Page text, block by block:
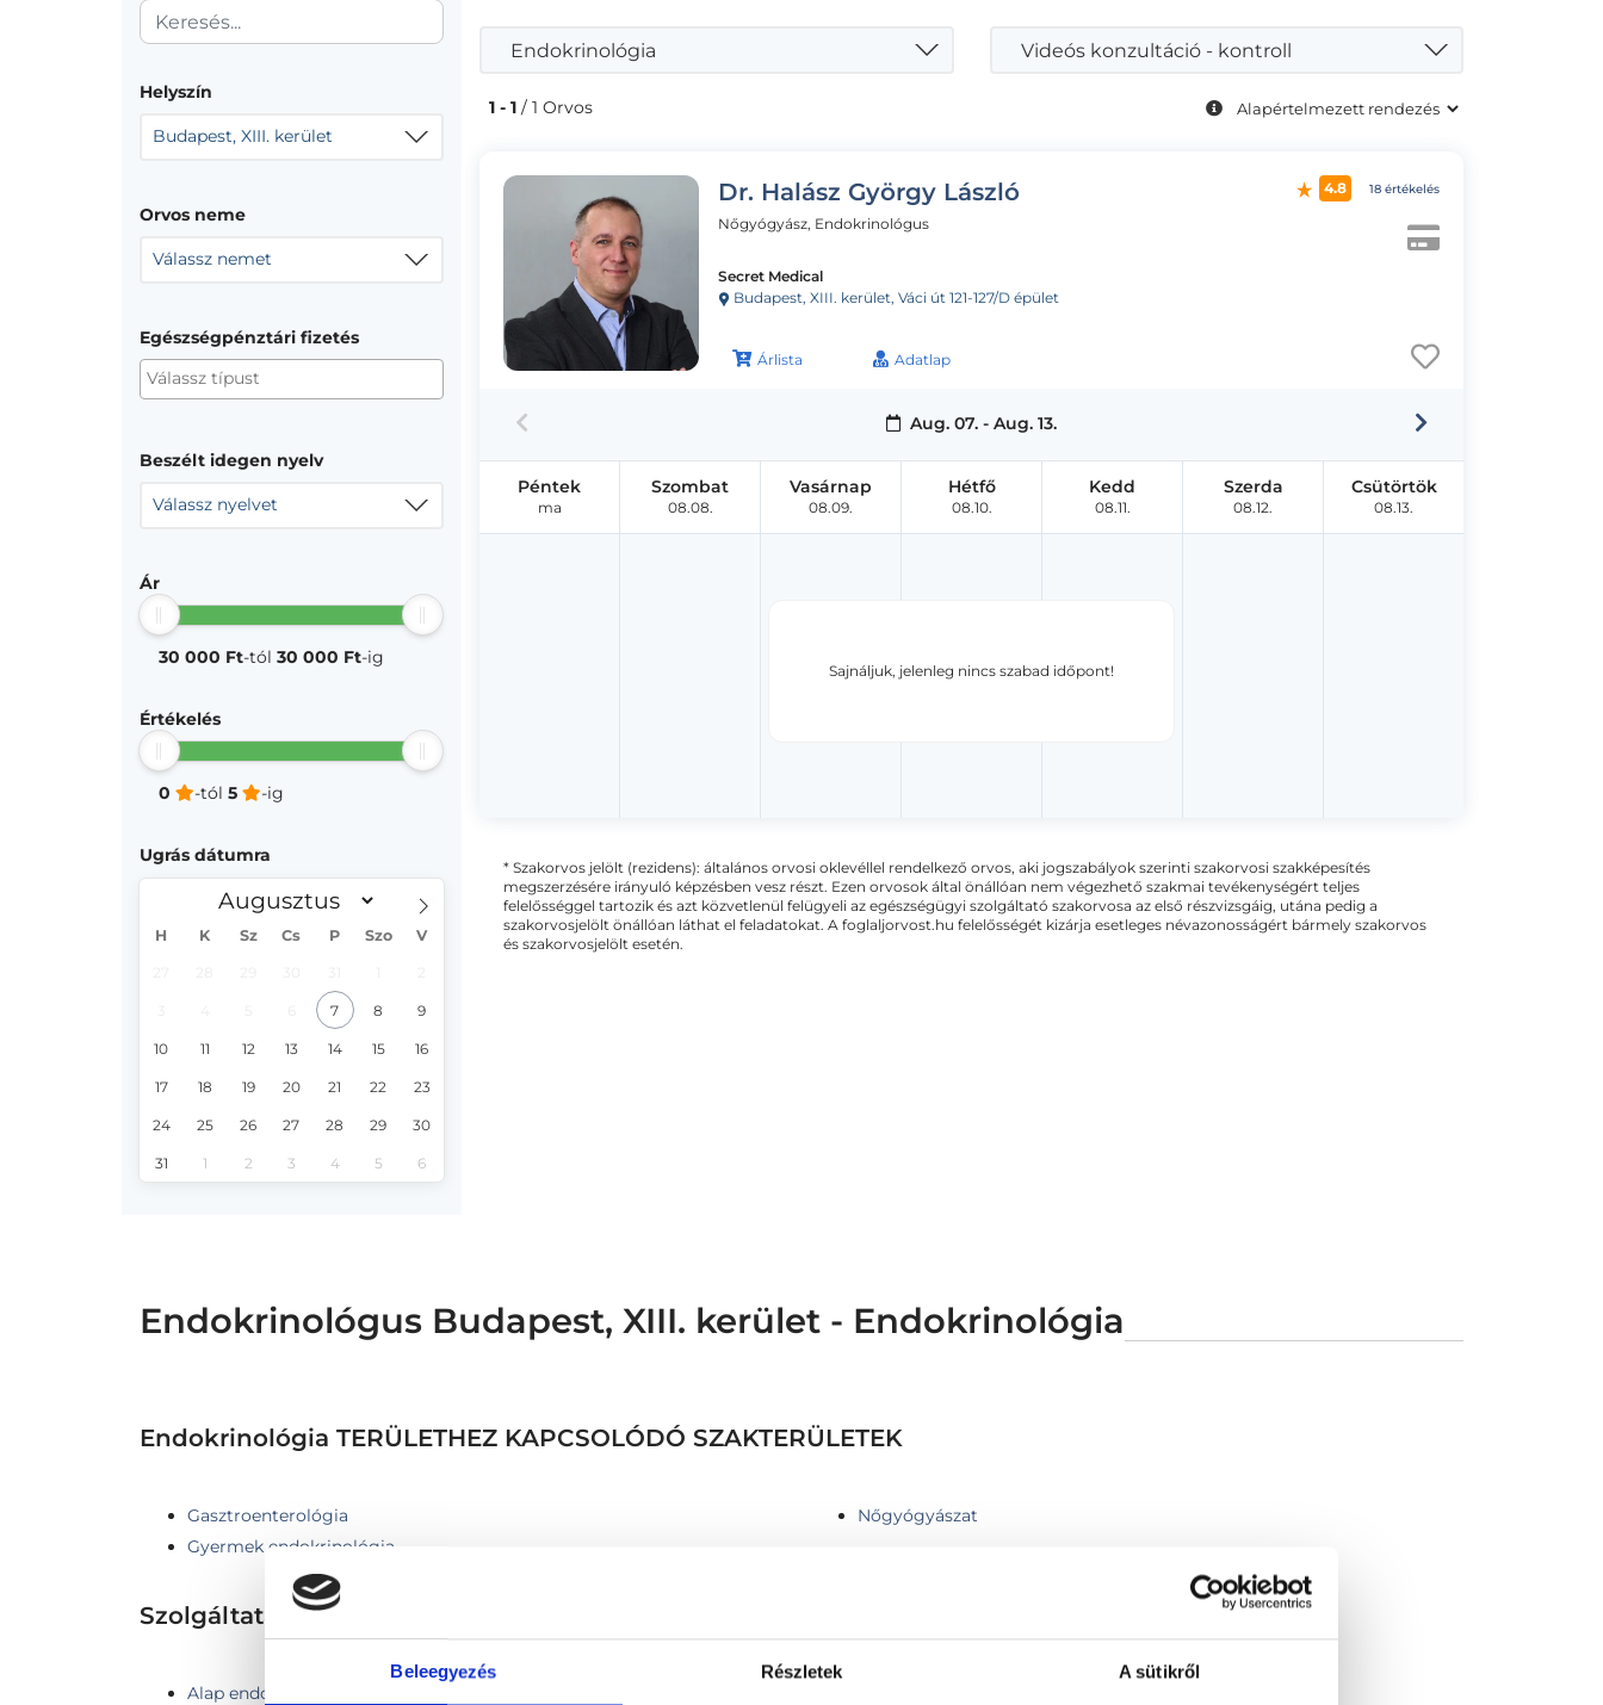
Beleegyezés Részletek A sütikről
Helyszín
Budapest, XIII. kerület
Orvos neme
Válassz nemet
Egészségpénztári fizetés
Beszélt idegen nyelv
Válassz nyelvet
Ár
30 000 Ft-tól 30 000 Ft-ig
Értékelés
0 -tól 5 -ig
Ugrás dátumra
H K Sz Cs P Szo V
7 8 9
10 11 12 13 14 15 16
17 18 19 20 21 22 23
24 25 26 27 28 29 30
31 1 2 3 4 5 6
Endokrinológia Videós konzultáció - kontroll
1 - 1 / 1 Orvos
Dr. Halász György László
Nőgyógyász, Endokrinológus
Secret Medical
Budapest, XIII. kerület, Váci út 121-127/D épület
Árlista Adatlap
4.8 18 értékelés
Aug. 07. - Aug. 13.
Sajnáljuk, jelenleg nincs szabad időpont!
Péntek
ma
Szombat
08.08.
Vasárnap
08.09.
Hétfő
08.10.
Kedd
08.11.
Szerda
08.12.
Csütörtök
08.13.
* Szakorvos jelölt (rezidens): általános orvosi oklevéllel rendelkező orvos, aki jogszabályok szerinti szakorvosi szakképesítés
megszerzésére irányuló képzésben vesz részt. Ezen orvosok által önállóan nem végezhető szakmai tevékenységért teljes
felelősséggel tartozik és azt közvetlenül felügyeli az egészségügyi szolgáltató szakorvosa az első részvizsgáig, utána pedig a
szakorvosjelölt önállóan láthat el feladatokat. A foglaljorvost.hu felelősségét kizárja esetleges névazonosságért bármely szakorvos
és szakorvosjelölt esetén.
Endokrinológus Budapest, XIII. kerület - Endokrinológia
Endokrinológia TERÜLETHEZ KAPCSOLÓDÓ SZAKTERÜLETEK
Gasztroenterológia
Gyermek endokrinológia
Nőgyógyászat
Szolgáltatások
Alap endokrinológiai labor